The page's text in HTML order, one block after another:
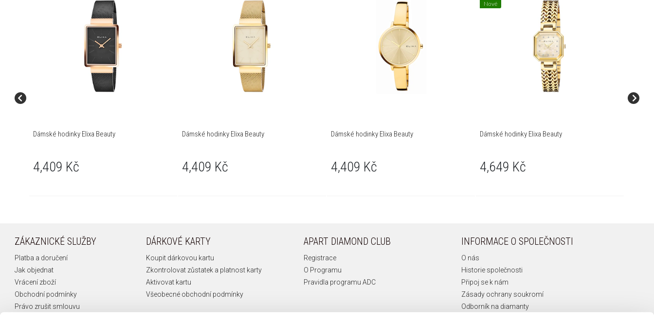
Dámské hodinky Elixa Beauty
4,409 Kč
Dámské hodinky Elixa Beauty
4,409 Kč
Dámské hodinky Elixa Beauty
4,409 Kč
Nové
Dámské hodinky Elixa Beauty
4,649 Kč
ZÁKAZNICKÉ SLUŽBY
Platba a doručení
Jak objednat
Vrácení zboží
Obchodní podmínky
Právo zrušit smlouvu
DÁRKOVÉ KARTY
Koupit dárkovou kartu
Zkontrolovat zůstatek a platnost karty
Aktivovat kartu
Všeobecné obchodní podmínky
APART DIAMOND CLUB
Registrace
O Programu
Pravidla programu ADC
INFORMACE O SPOLEČNOSTI
O nás
Historie společnosti
Připoj se k nám
Zásady ochrany soukromí
Odborník na diamanty